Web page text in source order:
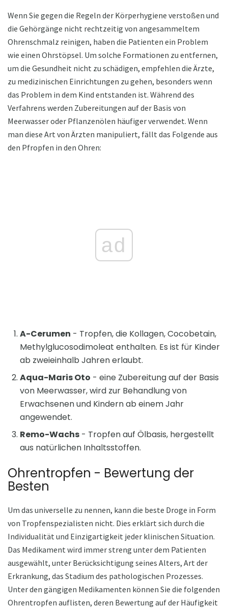
Wenn Sie gegen die Regeln der Körperhygiene verstoßen und
die Gehörgänge nicht rechtzeitig von angesammeltem
Ohrenschmalz reinigen, haben die Patienten ein Problem
wie einen Ohrstöpsel. Um solche Formationen zu entfernen,
um die Gesundheit nicht zu schädigen, empfehlen die Ärzte,
zu medizinischen Einrichtungen zu gehen, besonders wenn
das Problem in dem Kind entstanden ist. Während des
Verfahrens werden Zubereitungen auf der Basis von
Meerwasser oder Pflanzenölen häufiger verwendet. Wenn
man diese Art von Ärzten manipuliert, fällt das Folgende aus
den Pfropfen in den Ohren:
ad
A-Cerumen - Tropfen, die Kollagen, Cocobetain,
Methylglucosodimoleat enthalten. Es ist für Kinder
ab zweieinhalb Jahren erlaubt.
Aqua-Maris Oto - eine Zubereitung auf der Basis
von Meerwasser, wird zur Behandlung von
Erwachsenen und Kindern ab einem Jahr
angewendet.
Remo-Wachs - Tropfen auf Ölbasis, hergestellt
aus natürlichen Inhaltsstoffen.
Ohrentropfen - Bewertung der
Besten
Um das universelle zu nennen, kann die beste Droge in Form
von Tropfenspezialisten nicht. Dies erklärt sich durch die
Individualität und Einzigartigkeit jeder klinischen Situation.
Das Medikament wird immer streng unter dem Patienten
ausgewählt, unter Berücksichtigung seines Alters, Art der
Erkrankung, das Stadium des pathologischen Prozesses.
Unter den gängigen Medikamenten können Sie die folgenden
Ohrentropfen auflisten, deren Bewertung auf der Häufigkeit